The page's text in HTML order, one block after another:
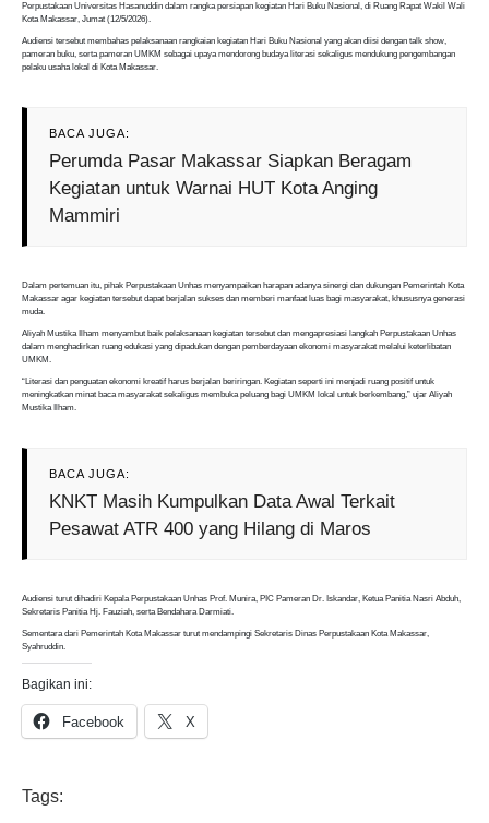
Perpustakaan Universitas Hasanuddin dalam rangka persiapan kegiatan Hari Buku Nasional, di Ruang Rapat Wakil Wali
Kota Makassar, Jumat (12/5/2026).
Audiensi tersebut membahas pelaksanaan rangkaian kegiatan Hari Buku Nasional yang akan diisi dengan talk show,
pameran buku, serta pameran UMKM sebagai upaya mendorong budaya literasi sekaligus mendukung pengembangan
pelaku usaha lokal di Kota Makassar.
BACA JUGA:
Perumda Pasar Makassar Siapkan Beragam
Kegiatan untuk Warnai HUT Kota Anging
Mammiri
Dalam pertemuan itu, pihak Perpustakaan Unhas menyampaikan harapan adanya sinergi dan dukungan Pemerintah Kota
Makassar agar kegiatan tersebut dapat berjalan sukses dan memberi manfaat luas bagi masyarakat, khususnya generasi
muda.
Aliyah Mustika Ilham menyambut baik pelaksanaan kegiatan tersebut dan mengapresiasi langkah Perpustakaan Unhas
dalam menghadirkan ruang edukasi yang dipadukan dengan pemberdayaan ekonomi masyarakat melalui keterlibatan
UMKM.
“Literasi dan penguatan ekonomi kreatif harus berjalan beriringan. Kegiatan seperti ini menjadi ruang positif untuk
meningkatkan minat baca masyarakat sekaligus membuka peluang bagi UMKM lokal untuk berkembang,” ujar Aliyah
Mustika Ilham.
BACA JUGA:
KNKT Masih Kumpulkan Data Awal Terkait
Pesawat ATR 400 yang Hilang di Maros
Audiensi turut dihadiri Kepala Perpustakaan Unhas Prof. Munira, PIC Pameran Dr. Iskandar, Ketua Panitia Nasri Abduh,
Sekretaris Panitia Hj. Fauziah, serta Bendahara Darmiati.
Sementara dari Pemerintah Kota Makassar turut mendampingi Sekretaris Dinas Perpustakaan Kota Makassar,
Syahruddin.
Bagikan ini:
Facebook X
Tags: